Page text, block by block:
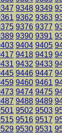
9348 9349
9362 9363
9376 9377
9390 9391
9404 9405
9418 9419
9432 9433
9446 9447
9460 9461
9474 9475
9488 9489
9502 9503
9516 9517
9530 9531